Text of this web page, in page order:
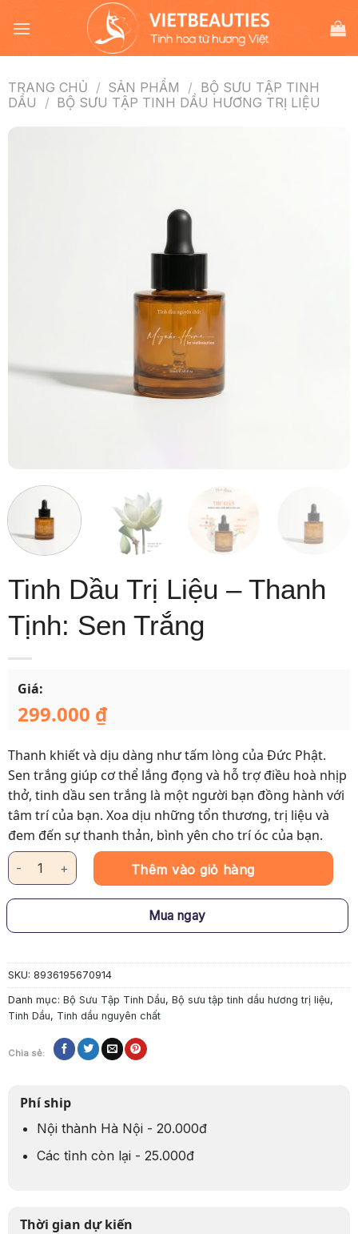
đến
TRANG CHỦ / SẢN PHẨM / BỘ SƯU TẬP TINH
DẦU
/ BỘ SƯU TẬP TINH DẦU HƯƠNG TRỊ LIỆU
Tinh Dầu Trị Liệu – Thanh
Tịnh: Sen Trắng
Giá:
299.000 ₫
Thanh khiết và dịu dàng như tấm lòng của Đức Phật.
Sen trắng giúp cơ thể lắng đọng và hỗ trợ điều hoà nhịp
thở, tinh dầu sen trắng là một người bạn đồng hành với
tâm trí của bạn. Xoa dịu những tổn thương, trị liệu và
đem đến sự thanh thản, bình yên cho trí óc của bạn.
Tinh Dầu Trị Liệu - Thanh Tịnh: Sen Trắng số lượng
Thêm vào giỏ hàng
Mua ngay
SKU: 8936195670914
Danh mục: Bộ Sưu Tập Tinh Dầu, Bộ sưu tập tinh dầu hương trị liệu,
Tinh Dầu, Tinh dầu nguyên chất
Chia sẻ:
Phí ship
Nội thành Hà Nội - 20.000đ
Các tỉnh còn lại - 25.000đ
Thời gian dự kiến